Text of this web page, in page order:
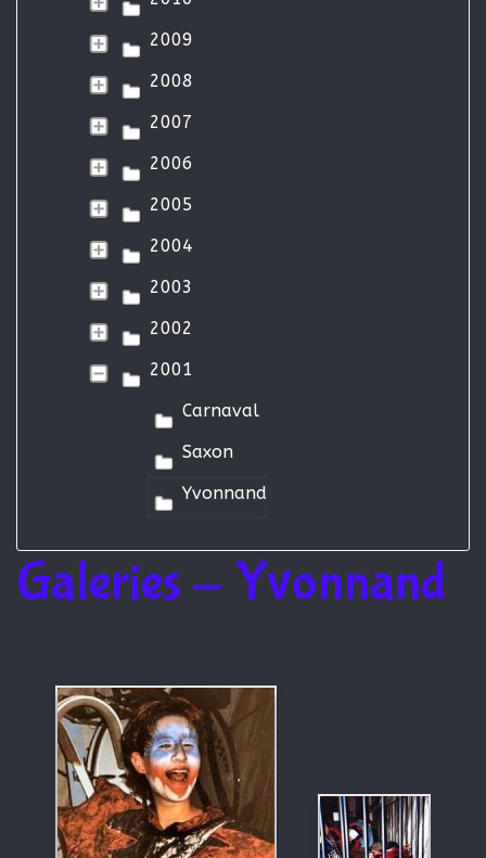
2009
2008
2007
2006
2005
2004
2003
2002
2001
Carnaval
Saxon
Yvonnand
Galeries - Yvonnand